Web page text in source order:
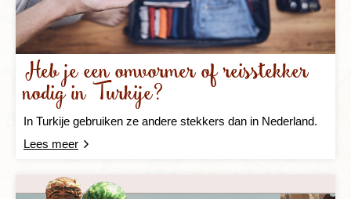
Heb je een omvormer of reisstekker
nodig in Turkije?
In Turkije gebruiken ze andere stekkers dan in Nederland.
Lees meer